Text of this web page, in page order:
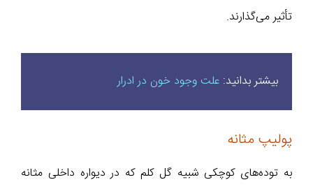
تأثیر می‌‌گذارند.
بیشتر بدانید: علت وجود خون در ادرار
پولیپ مثانه
به توده‌های کوچکی شبیه گل کلم که در دیواره داخلی مثانه